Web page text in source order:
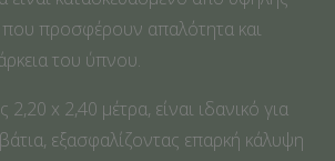
που προσφέρουν απαλότητα και
του ύπνου.
2,20 x 2,40 μέτρα, είναι ιδανικό για
εξασφαλίζοντας επαρκή κάλυψη